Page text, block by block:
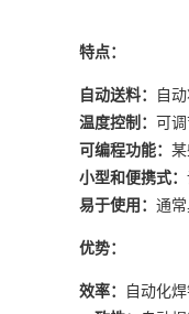
特点：
自动送料： 自
温度控制： 可
可编程功能：
小型和便携式：
易于使用： 通
优势：
效率： 自动化